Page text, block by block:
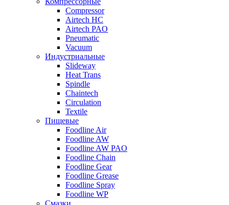
Compressor
Airtech HC
Airtech PAO
Pneumatic
Vacuum
Индустриальные
Slideway
Heat Trans
Spindle
Chaintech
Circulation
Textile
Пищевые
Foodline Air
Foodline AW
Foodline AW PAO
Foodline Chain
Foodline Gear
Foodline Grease
Foodline Spray
Foodline WP
Смазки